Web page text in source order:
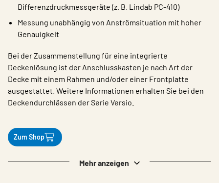
Differenzdruckmessgeräte (z. B. Lindab PC-410)
Messung unabhängig von Anströmsituation mit hoher
Genauigkeit
Bei der Zusammenstellung für eine integrierte
Deckenlösung ist der Anschlusskasten je nach Art der
Decke mit einem Rahmen und/oder einer Frontplatte
ausgestattet. Weitere Informationen erhalten Sie bei den
Deckendurchlässen der Serie Versio.
Zum Shop
Mehr anzeigen